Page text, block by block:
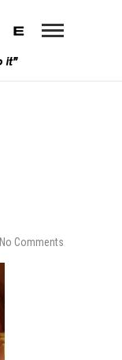
No Comments